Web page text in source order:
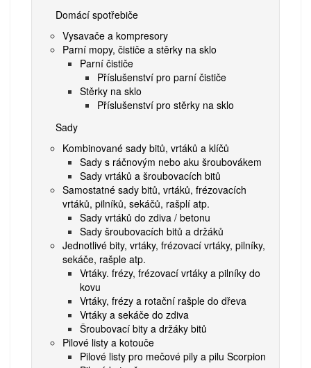
Domácí spotřebiče
Vysavače a kompresory
Parní mopy, čističe a stěrky na sklo
Parní čističe
Příslušenství pro parní čističe
Stěrky na sklo
Příslušenství pro stěrky na sklo
Sady
Kombinované sady bitů, vrtáků a klíčů
Sady s ráčnovým nebo aku šroubovákem
Sady vrtáků a šroubovacích bitů
Samostatné sady bitů, vrtáků, frézovacích
vrtáků, pilníků, sekáčů, rašplí atp.
Sady vrtáků do zdiva / betonu
Sady šroubovacích bitů a držáků
Jednotlivé bity, vrtáky, frézovací vrtáky, pilníky,
sekáče, rašple atp.
Vrtáky. frézy, frézovací vrtáky a pilníky do
kovu
Vrtáky, frézy a rotační rašple do dřeva
Vrtáky a sekáče do zdiva
Šroubovací bity a držáky bitů
Pilové listy a kotouče
Pilové listy pro mečové pily a pilu Scorpion